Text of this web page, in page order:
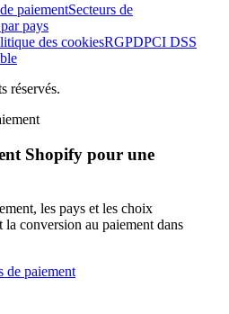
paiementSecteurs de
pays
des cookiesRGPDPCI DSS
réservés.
Shopify pour une
les pays et les choix
conversion au paiement dans
de paiement